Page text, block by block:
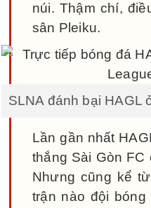
núi. Thậm chí,
sân Pleiku.
SLNA đánh bại HAGL
Lần gần nhất
thắng Sài Gòn
Nhưng cũng kể
trận nào đội bóng